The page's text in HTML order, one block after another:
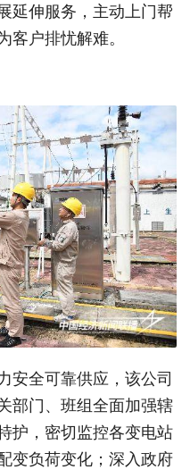
延伸服务，主动上门帮
客户排忧解难。
安全可靠供应，该公司
部门、班组全面加强辖
护，密切监控各变电站
变负荷变化；深入政府